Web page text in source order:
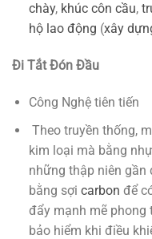
chày, khúc côn cầu,
hộ lao động (xây
Đi Tắt Đón Đầu
Công Nghệ tiên tiến
Theo truyền thống,
kim loại mà bằng
những thập niên gần
bằng sợi carbon để
đẩy mạnh mẽ phong
bảo hiểm khi điều